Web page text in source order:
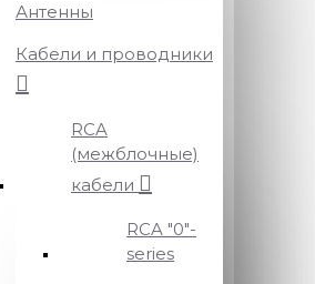
Антенны
Кабели и проводники
RCA
(межблочные)
кабели
RCA "0"-
series